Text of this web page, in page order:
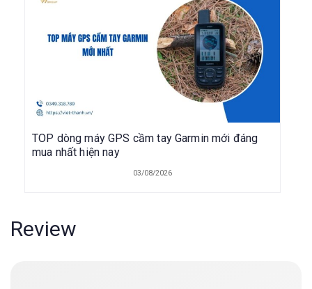
TOP dòng máy GPS cầm tay Garmin mới đáng
mua nhất hiện nay
03/08/2026
Review